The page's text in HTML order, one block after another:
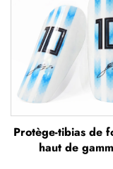
Protège-tibias de
haut de